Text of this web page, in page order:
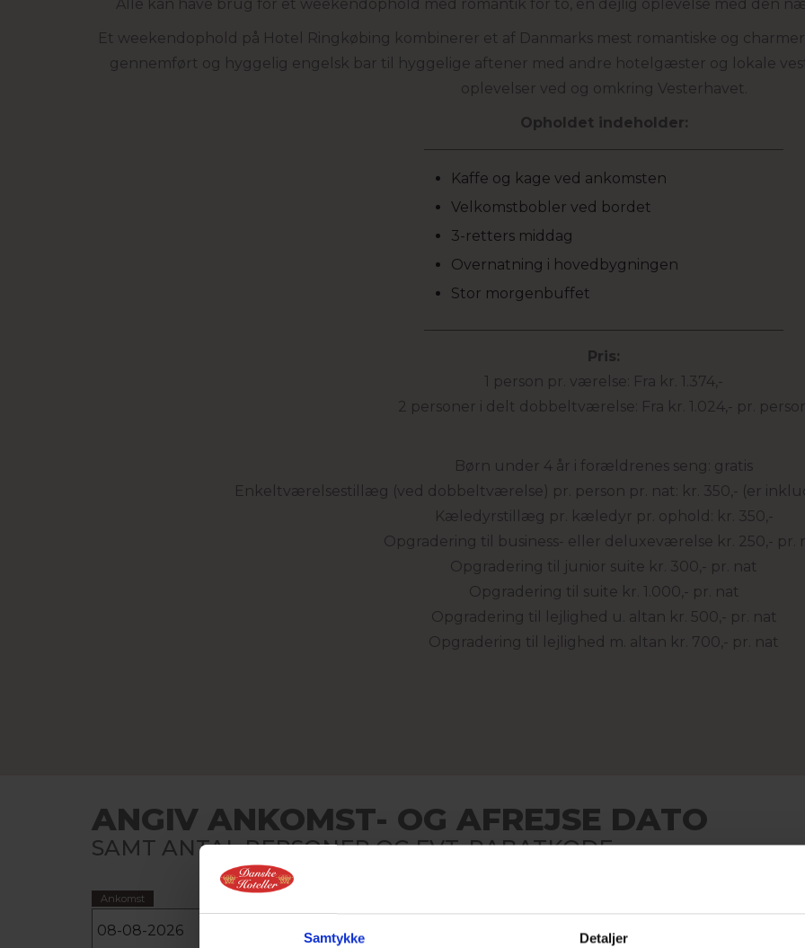
Samtykke Detaljer
Alle kan have brug for et weekendophold med romantik for to, en dejlig oplevelse med den
Et weekendophold på Hotel Ringkøbing kombinerer et af Danmarks mest romantiske og
gennemført og hyggelig engelsk bar til hyggelige aftener med andre hotelgæster og lokale
oplevelser ved og omkring Vesterhavet.
Opholdet indeholder:
Kaffe og kage ved ankomsten
Velkomstbobler ved bordet
3-retters middag
Overnatning i hovedbygningen
Stor morgenbuffet
Pris:
1 person pr. værelse: Fra kr. 1.374,-
2 personer i delt dobbeltværelse: Fra kr. 1.024,- pr.
Børn under 4 år i forældrenes seng: gratis
Enkeltværelsestillæg (ved dobbeltværelse) pr. person pr. nat: kr. 350,- (er
Kæledyrstillæg pr. kæledyr pr. ophold: kr. 350,-
Opgradering til business- eller deluxeværelse kr. 250,- pr.
Opgradering til junior suite kr. 300,- pr. nat
Opgradering til suite kr. 1.000,- pr. nat
Opgradering til lejlighed u. altan kr. 500,- pr. nat
Opgradering til lejlighed m. altan kr. 700,- pr. nat
ANGIV ANKOMST- OG AFREJSE DATO
SAMT ANTAL PERSONER OG EVT. RABATKODE
Ankomst